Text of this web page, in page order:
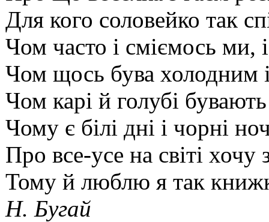
Для кого соловейко так
Чом часто і сміємось ми,
Чом щось бува холодним
Чом карі й голубі бувають
Чому є білі дні і чорні
Про все-усе на світі хочу
Тому й люблю я так
Н. Бугай